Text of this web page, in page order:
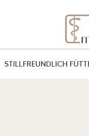
STILLFREUNDLICH